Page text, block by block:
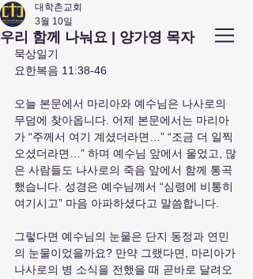
앤아버 ​ 대학촌 교회
우리 함께 나눠요 | 양가영 목자
대학촌교회
3월 10일
묵상일기
요한복음 11:38-46
오늘 본문에서 마리아와 예수님은 나사로의
무덤에 찾아옵니다. 어제 본문에서는 마리아
가 “주께서 여기 계셨더라면…” “조금 더 일찍
오셨더라면…” 하며 예수님 앞에서 울었고, 많
은 사람들도 나사로의 죽음 앞에서 함께 통곡
했습니다. 성경은 예수님께서 “심령에 비통히
여기시고” 마음 아파하셨다고 말씀합니다.
그렇다면 예수님의 눈물은 단지 동정과 연민
의 눈물이었을까요? 만약 그랬다면, 마리아가
나사로의 병 소식을 전했을 때 곧바로 달려오